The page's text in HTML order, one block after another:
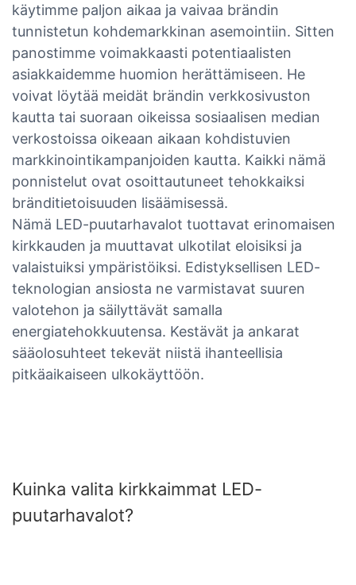
käytimme paljon aikaa ja vaivaa brändin
tunnistetun kohdemarkkinan asemointiin. Sitten
panostimme voimakkaasti potentiaalisten
asiakkaidemme huomion herättämiseen. He
voivat löytää meidät brändin verkkosivuston
kautta tai suoraan oikeissa sosiaalisen median
verkostoissa oikeaan aikaan kohdistuvien
markkinointikampanjoiden kautta. Kaikki nämä
ponnistelut ovat osoittautuneet tehokkaiksi
bränditietoisuuden lisäämisessä.
Nämä LED-puutarhavalot tuottavat erinomaisen
kirkkauden ja muuttavat ulkotilat eloisiksi ja
valaistuiksi ympäristöiksi. Edistyksellisen LED-
teknologian ansiosta ne varmistavat suuren
valotehon ja säilyttävät samalla
energiatehokkuutensa. Kestävät ja ankarat
sääolosuhteet tekevät niistä ihanteellisia
pitkäaikaiseen ulkokäyttöön.
Kuinka valita kirkkaimmat LED-
puutarhavalot?